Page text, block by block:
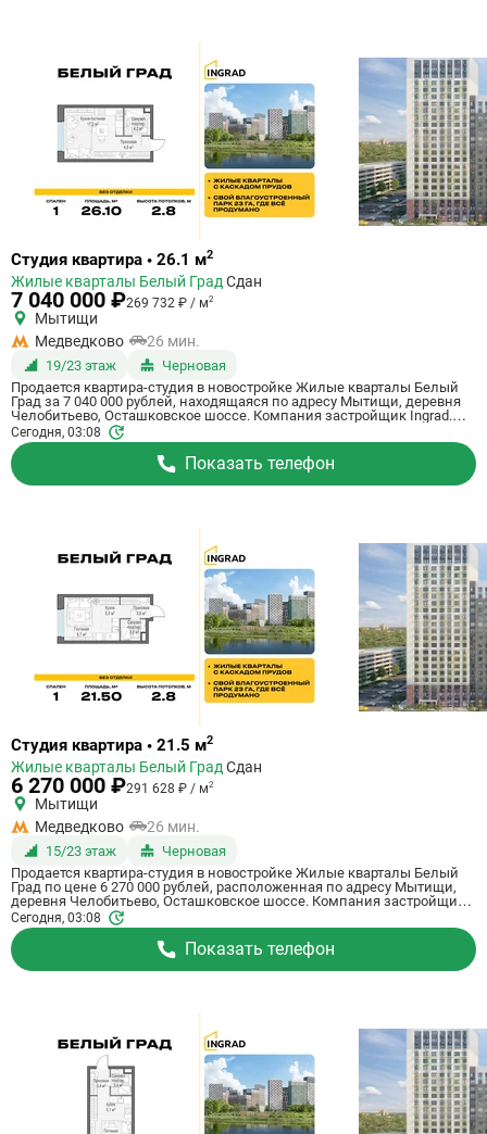
Ссылка
квартиру
Студия квартира • 26.1 м2
Жилые кварталы Белый Град Сдан
7 040 000 ₽269 732 ₽ / м2
Мытищи
Медведково
26 мин.
19/23 этаж
Черновая
Продается квартира-студия в новостройке Жилые кварталы Белый
Град за 7 040 000 рублей, находящаяся по адресу Мытищи, деревня
Челобитьево, Осташковское шоссе. Компания застройщик Ingrad.
Квартира сдается в III квартале 2026 года с черновой отделкой, в 26
минутах на машине от станции метрополитена Медведково. Общая
площадь квартиры - 26.1 м². Этаж 19 из 23. ID квартиры на СтройкиРУ
759080, назовите его когда будете звонить.
Сегодня, 03:08
Показать телефон
Ссылка
квартиру
Студия квартира • 21.5 м2
Жилые кварталы Белый Град Сдан
6 270 000 ₽291 628 ₽ / м2
Мытищи
Медведково
26 мин.
15/23 этаж
Черновая
Продается квартира-студия в новостройке Жилые кварталы Белый
Град по цене 6 270 000 рублей, расположенная по адресу Мытищи,
деревня Челобитьево, Осташковское шоссе. Компания застройщик
Ingrad. Квартира сдается в III квартале 2026 года с черновой отделкой,
в 26 минутах на машине от метро Медведково. Общая площадь
квартиры - 21.5 м². Этаж 15 из 23. ID квартиры на СтройкиРУ 759051,
сообщите его когда будете звонить.
Сегодня, 03:08
Показать телефон